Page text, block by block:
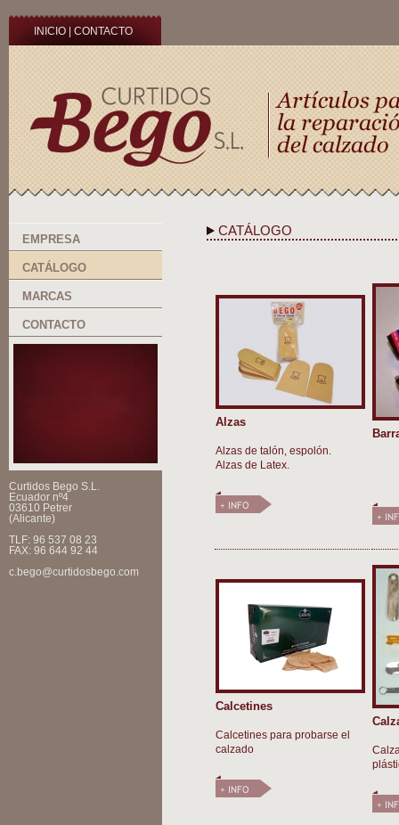
INICIO CONTACTO
EMPRESA
CATÁLOGO
MARCAS
CONTACTO
Curtidos Bego S.L.
Ecuador nº4
03610 Petrer
(Alicante)
TLF: 96 537 08 23
FAX: 96 644 92 44
c.bego@curtidosbego.com
CATÁLOGO
Alzas
Alzas de talón, espolón.
Alzas de Latex.
Calcetines
Calcetines para probarse el
calzado